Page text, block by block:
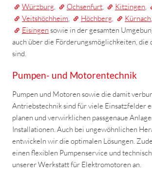
Würzburg, Ochsenfurt, Kitzingen,
Veitshöchheim, Höchberg, Kürnach,
Eisingen sowie in der gesamten
auch über die Förderungsmöglichkeiten, die
sind.
Pumpen- und Motorentechnik
Pumpen und Motoren sowie die damit
Antriebstechnik sind für viele Einsatzfelder
planen und verwirklichen passgenaue
Installationen. Auch bei ungewöhnlichen
entwickeln wir die optimalen Lösungen.
einen flexiblen Pumpenservice und
unserer Werkstatt für Elektromotoren an.